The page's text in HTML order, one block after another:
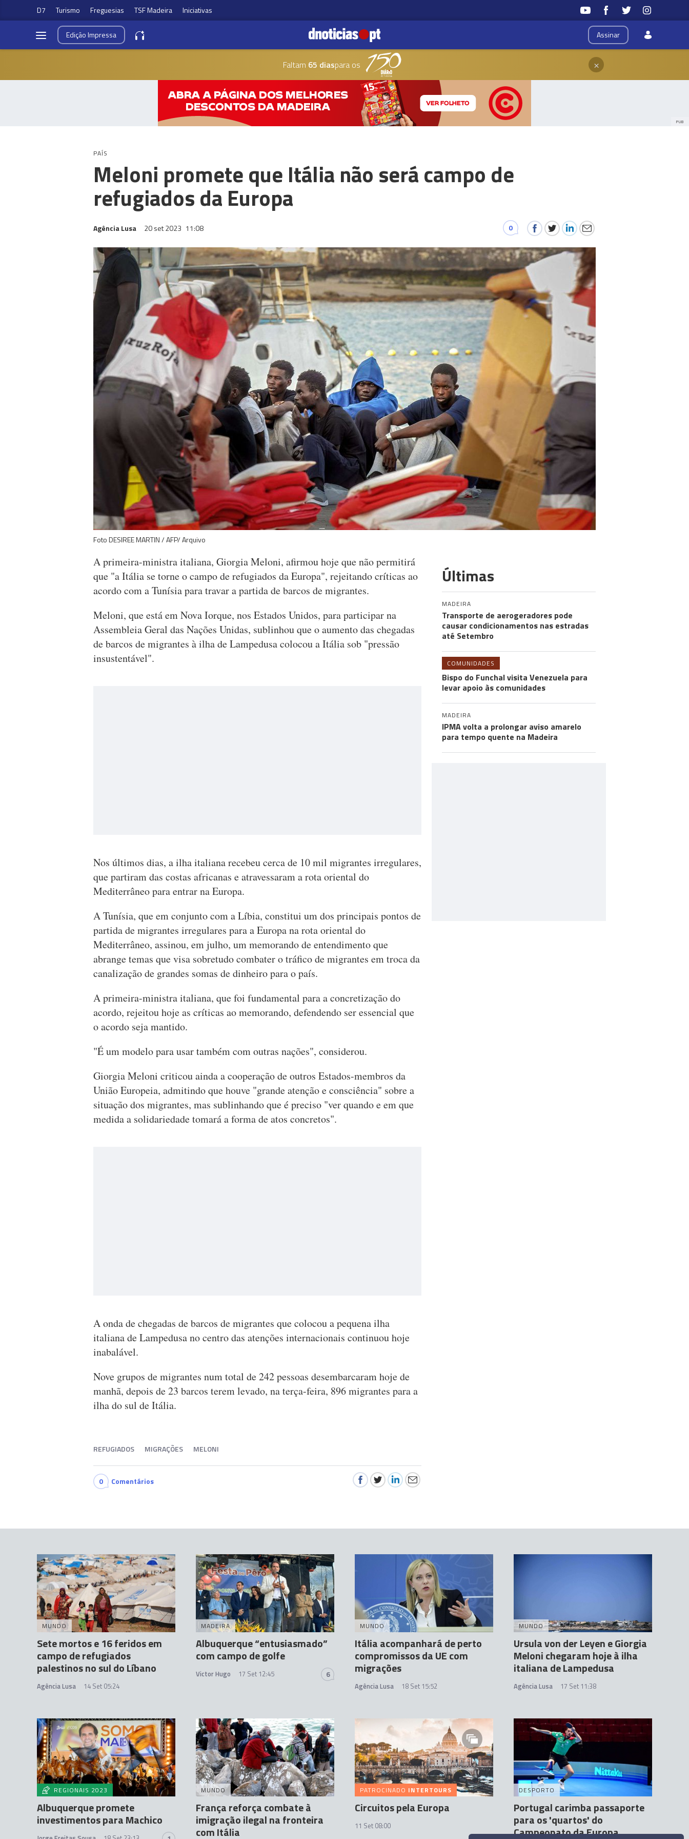
D7 Turismo Freguesias TSF Madeira Iniciativas
Assinar
EdiçãoImpressa
Faltam 65 diaspara os ×
PUB
PAÍS
Meloni promete que Itália não será campo de
refugiados da Europa
Agência Lusa 20 set 2023 11:08 0
Foto DESIREE MARTIN / AFP/ Arquivo
A primeira-ministra italiana, Giorgia Meloni, afirmou hoje que não permitirá
que "a Itália se torne o campo de refugiados da Europa", rejeitando críticas ao
acordo com a Tunísia para travar a partida de barcos de migrantes.
Meloni, que está em Nova Iorque, nos Estados Unidos, para participar na
Assembleia Geral das Nações Unidas, sublinhou que o aumento das chegadas
de barcos de migrantes à ilha de Lampedusa colocou a Itália sob "pressão
insustentável".
Nos últimos dias, a ilha italiana recebeu cerca de 10 mil migrantes irregulares,
que partiram das costas africanas e atravessaram a rota oriental do
Mediterrâneo para entrar na Europa.
A Tunísia, que em conjunto com a Líbia, constitui um dos principais pontos de
partida de migrantes irregulares para a Europa na rota oriental do
Mediterrâneo, assinou, em julho, um memorando de entendimento que
abrange temas que visa sobretudo combater o tráfico de migrantes em troca da
canalização de grandes somas de dinheiro para o país.
A primeira-ministra italiana, que foi fundamental para a concretização do
acordo, rejeitou hoje as críticas ao memorando, defendendo ser essencial que
o acordo seja mantido.
"É um modelo para usar também com outras nações", considerou.
Giorgia Meloni criticou ainda a cooperação de outros Estados-membros da
União Europeia, admitindo que houve "grande atenção e consciência" sobre a
situação dos migrantes, mas sublinhando que é preciso "ver quando e em que
medida a solidariedade tomará a forma de atos concretos".
A onda de chegadas de barcos de migrantes que colocou a pequena ilha
italiana de Lampedusa no centro das atenções internacionais continuou hoje
inabalável.
Nove grupos de migrantes num total de 242 pessoas desembarcaram hoje de
manhã, depois de 23 barcos terem levado, na terça-feira, 896 migrantes para a
ilha do sul de Itália.
REFUGIADOS MIGRAÇÕES MELONI
0 Comentários
Últimas
MADEIRA
Transporte de aerogeradores pode
causar condicionamentos nas estradas
até Setembro
COMUNIDADES
Bispo do Funchal visita Venezuela para
levar apoio às comunidades
MADEIRA
IPMA volta a prolongar aviso amarelo
para tempo quente na Madeira
MUNDO
Sete mortos e 16 feridos em
campo de refugiados
palestinos no sul do Líbano
Agência Lusa 14 Set 05:24
MADEIRA
Albuquerque “entusiasmado”
com campo de golfe
Victor Hugo 17 Set 12:45 6
MUNDO
Itália acompanhará de perto
compromissos da UE com
migrações
Agência Lusa 18 Set 15:52
MUNDO
Ursula von der Leyen e Giorgia
Meloni chegaram hoje à ilha
italiana de Lampedusa
Agência Lusa 17 Set 11:38
REGIONAIS 2023
Albuquerque promete
investimentos para Machico
MUNDO
França reforça combate à
imigração ilegal na fronteira
com Itália
PATROCINADO INTERTOURS
Circuitos pela Europa
11 Set 08:00
DESPORTO
Portugal carimba passaporte
para os 'quartos' do
Campeonato da Europa